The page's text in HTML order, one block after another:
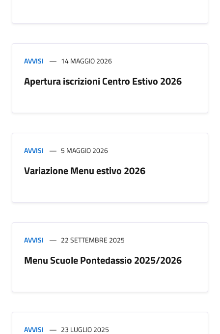
AVVISI 14 MAGGIO 2026
Apertura iscrizioni Centro Estivo 2026
AVVISI 5 MAGGIO 2026
Variazione Menu estivo 2026
AVVISI 22 SETTEMBRE 2025
Menu Scuole Pontedassio 2025/2026
AVVISI 23 LUGLIO 2025